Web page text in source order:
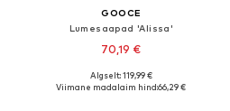
GOOCE
Lumesaapad 'Alissa'
70,19 €
Saadaolevad suurused: 36, 37, 38, 39, 40
Algselt: 119,99 €
Viimane madalaim hind:66,29 €